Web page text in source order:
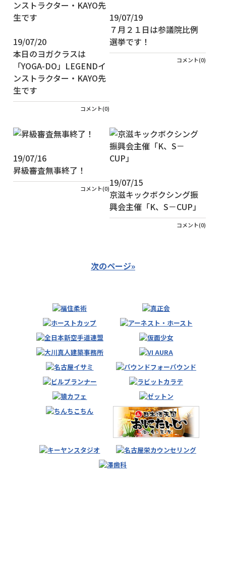
19/07/20
本日のヨガクラスは
「YOGA-DO」LEGENDイ
ンストラクター・KAYO先
生です
コメント(0)
19/07/19
７月２１日は参議院比例
選挙です！
コメント(0)
19/07/16
昇級審査無事終了！
コメント(0)19/07/15
京滋キックボクシング振
興会主催「K、S－CUP」
コメント(0)
次のページ»